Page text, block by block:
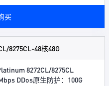
买
8275CL-48核48G
8272CL/8275CL
DDos原生防护：100G